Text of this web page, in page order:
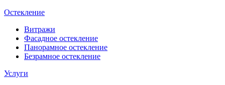
Остекление
Витражи
Фасадное остекление
Панорамное остекление
Безрамное остекление
Услуги